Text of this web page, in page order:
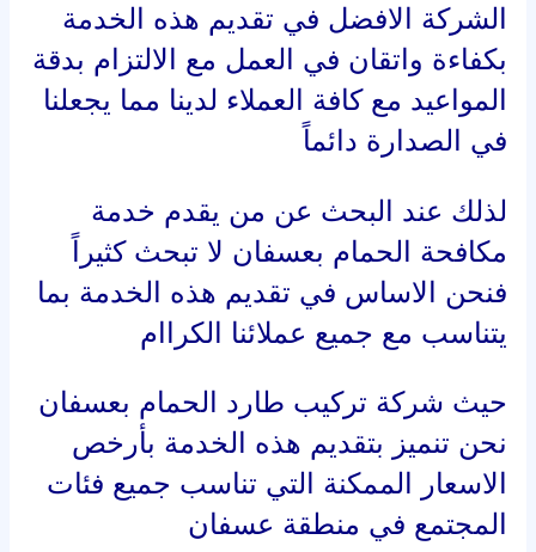
الشركة الافضل في تقديم هذه الخدمة
بكفاءة واتقان في العمل مع الالتزام بدقة
المواعيد مع كافة العملاء لدينا مما يجعلنا
في الصدارة دائماً
لذلك عند البحث عن من يقدم خدمة
مكافحة الحمام بعسفان لا تبحث كثيراً
فنحن الاساس في تقديم هذه الخدمة بما
يتناسب مع جميع عملائنا الكراام
حيث شركة تركيب طارد الحمام بعسفان
نحن تنميز بتقديم هذه الخدمة بأرخص
الاسعار الممكنة التي تناسب جميع فئات
المجتمع في منطقة عسفان